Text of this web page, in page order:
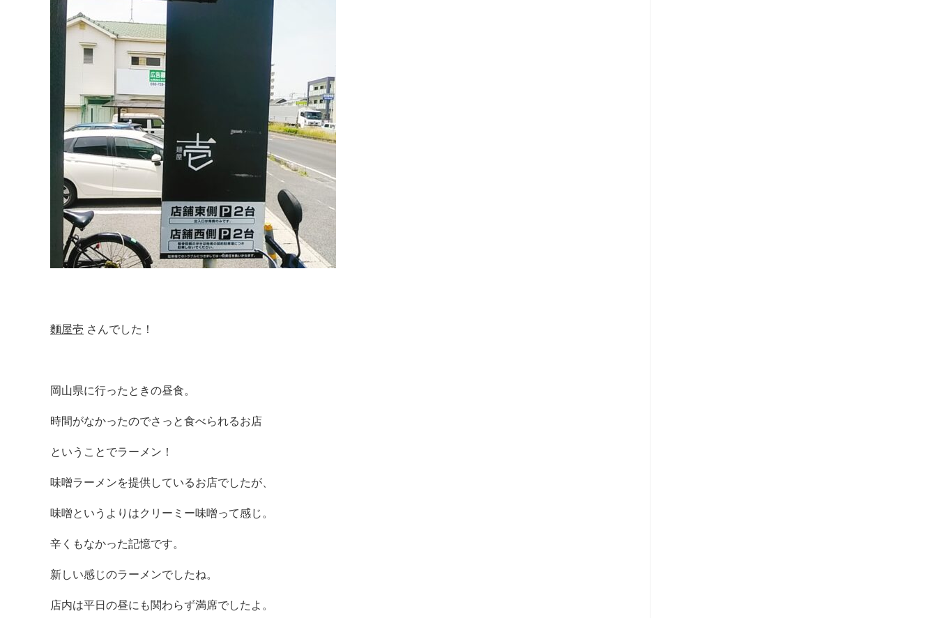
麵屋壱 さんでした！
岡山県に行ったときの昼食。
時間がなかったのでさっと食べられるお店
ということでラーメン！
味噌ラーメンを提供しているお店でしたが、
味噌というよりはクリーミー味噌って感じ。
辛くもなかった記憶です。
新しい感じのラーメンでしたね。
店内は平日の昼にも関わらず満席でしたよ。